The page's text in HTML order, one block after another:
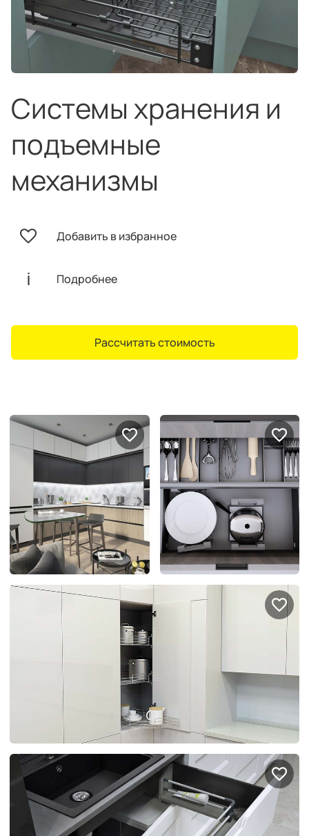
техника
Специальные
предложения
и скидки
Салоны продаж
Десятки образцов в каждом салоне
О компании
Корпоративным
Портфолио проектов
интерьеров
Найдите своё
вдохновение
Блог
спроектировать мебель в
ванной, чтобы не открывать
Витрина как в бутике:
стекла для
2538
Услуги
Дизайн-проект
Замер помещения
Кредит и рассрочка
Покупателям
Акции
Вопросы и ответы
Документация
Системы хранения и
подъемные
механизмы
Добавить в избранное
Подробнее
Рассчитать стоимость